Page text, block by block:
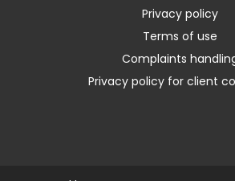
Privacy policy
Terms of use
Complaints
Privacy policy for client